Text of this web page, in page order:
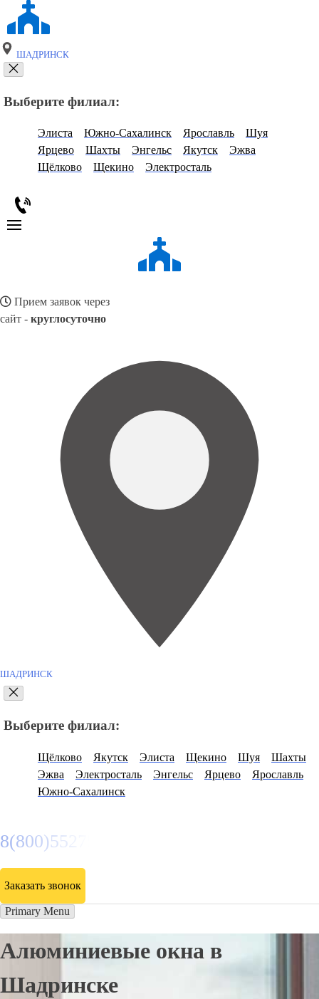
ШАДРИНСК
Выберите филиал:
Элиста Южно-Сахалинск Ярославль
Шуя
Ярцево
Шахты Энгельс Якутск
Эжва
Щёлково
Щекино Электросталь
Прием заявок через
сайт - круглосуточно
ШАДРИНСК
Выберите филиал:
Щёлково Якутск Элиста Щекино Шуя
Шахты
Эжва
Электросталь Энгельс Ярцево
Ярославль
Южно-Сахалинск
8(800)5527584
Заказать звонок
Primary Menu
Алюминиевые окна в
Шадринске